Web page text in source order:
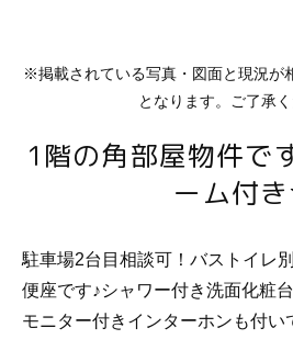
※掲載されている写真・図面と現況が
となります。ご了承く
1階の角部屋物件で
ーム付
駐車場2台目相談可！バストイレ
便座です♪シャワー付き洗面化粧
モニター付きインターホンも付い